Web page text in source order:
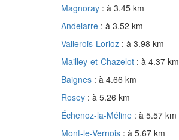
Magnoray : à 3.45 km
Andelarre : à 3.52 km
Vallerois-Lorioz : à 3.98 km
Mailley-et-Chazelot : à 4.37 km
Baignes : à 4.66 km
Rosey : à 5.26 km
Échenoz-la-Méline : à 5.57 km
Mont-le-Vernois : à 5.67 km